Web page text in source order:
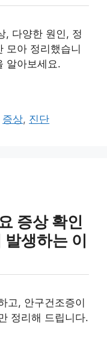
, 다양한 원인, 정
모아 정리했습니
알아보세요.
증상, 진단
증상 확인
생하는 이
고, 안구건조증이
정리해 드립니다.